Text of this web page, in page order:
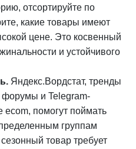
отсортируйте по
какие товары имеют
цене. Это косвенный
и устойчивого
Яндекс.Вордстат, тренды
форумы и Telegram-
помогут поймать
группам
товар требует